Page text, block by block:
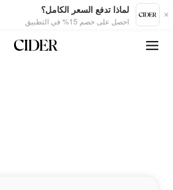
لماذا تدفع السعر الكامل؟
احصل على خصم 15% في التطبيق